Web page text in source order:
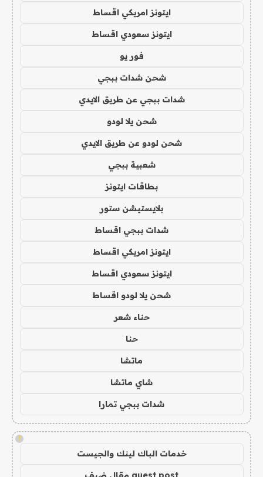
ايتونز امريكي اقساط
ايتونز سعودي اقساط
فور يو
شحن شدات ببجي
شدات ببجي عن طريق الايدي
شحن يلا لودو
شحن لودو عن طريق الايدي
شعبية ببجي
بطاقات ايتونز
بلايستيشن ستور
شدات ببجي اقساط
ايتونز امريكي اقساط
ايتونز سعودي اقساط
شحن يلا لودو اقساط
حناء شعر
حنا
ماتشا
شاي ماتشا
شدات ببجي تمارا
!
خدمات الباك لينك والجيست